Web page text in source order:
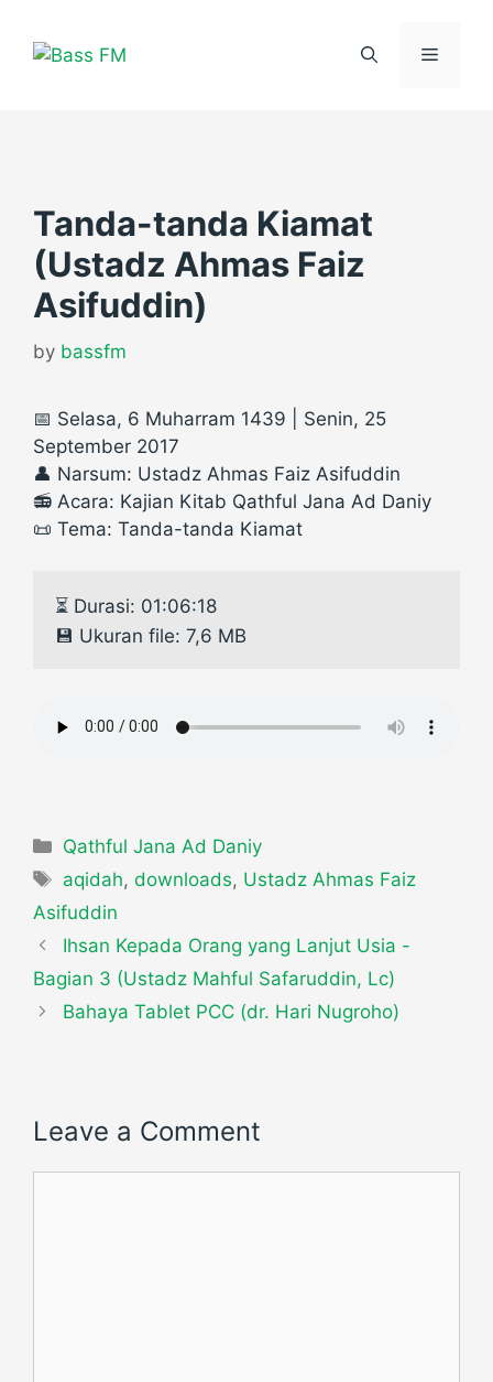
content
Menu
Tanda-tanda Kiamat
(Ustadz Ahmas Faiz
Asifuddin)
by bassfm
📅 Selasa, 6 Muharram 1439 | Senin, 25
September 2017
👤 Narsum: Ustadz Ahmas Faiz Asifuddin
📻 Acara: Kajian Kitab Qathful Jana Ad Daniy
📜 Tema: Tanda-tanda Kiamat
⏳ Durasi: 01:06:18
💾 Ukuran file: 7,6 MB
Categories
Qathful Jana Ad Daniy
Tags
aqidah,downloads, Ustadz Ahmas Faiz
Asifuddin
Ihsan Kepada Orang yang Lanjut Usia -
Bagian 3 (Ustadz Mahful Safaruddin, Lc)
Bahaya Tablet PCC (dr. Hari Nugroho)
Leave a Comment